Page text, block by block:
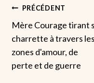
Navigation
De
L’article
PRÉCÉDENT
Mère Courage tirant
charrette à travers les
zones d'amour, de
perte et de guerre